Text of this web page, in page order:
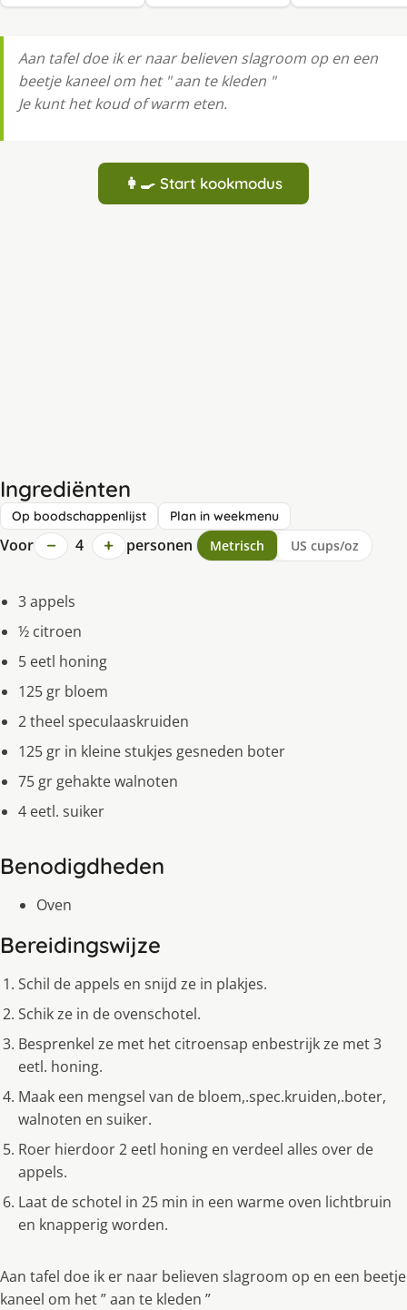
Aan tafel doe ik er naar believen slagroom op en een
beetje kaneel om het " aan te kleden "
Je kunt het koud of warm eten.
👩‍🍳 Start kookmodus
Ingrediënten
Op boodschappenlijst Plan in weekmenu
Voor − 4 + personen Metrisch US cups/oz
3 appels
½ citroen
5 eetl honing
125 gr bloem
2 theel speculaaskruiden
125 gr in kleine stukjes gesneden boter
75 gr gehakte walnoten
4 eetl. suiker
Benodigdheden
Oven
Bereidingswijze
Schil de appels en snijd ze in plakjes.
Schik ze in de ovenschotel.
Besprenkel ze met het citroensap enbestrijk ze met 3
eetl. honing.
Maak een mengsel van de bloem,.spec.kruiden,.boter,
walnoten en suiker.
Roer hierdoor 2 eetl honing en verdeel alles over de
appels.
Laat de schotel in 25 min in een warme oven lichtbruin
en knapperig worden.
Aan tafel doe ik er naar believen slagroom op en een beetje
kaneel om het ” aan te kleden ”